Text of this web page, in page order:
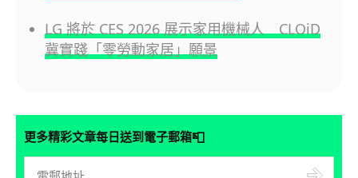
LG 將於 CES 2026 展示家用機械人 CLOiD
冀實踐「零勞動家居」願景
更多精彩文章每日送到電子郵箱📮